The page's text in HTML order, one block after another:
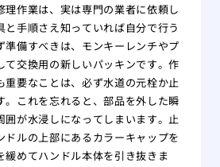
理作業は、実は専門の業者に依頼し
と手順さえ知っていれば自分で行う
準備すべきは、モンキーレンチやプ
て交換用の新しいパッキンです。作
重要なことは、必ず水道の元栓か止
。これを忘れると、部品を外した瞬
囲が水浸しになってしまいます。止
ドルの上部にあるカラーキャップを
緩めてハンドル本体を引き抜きま